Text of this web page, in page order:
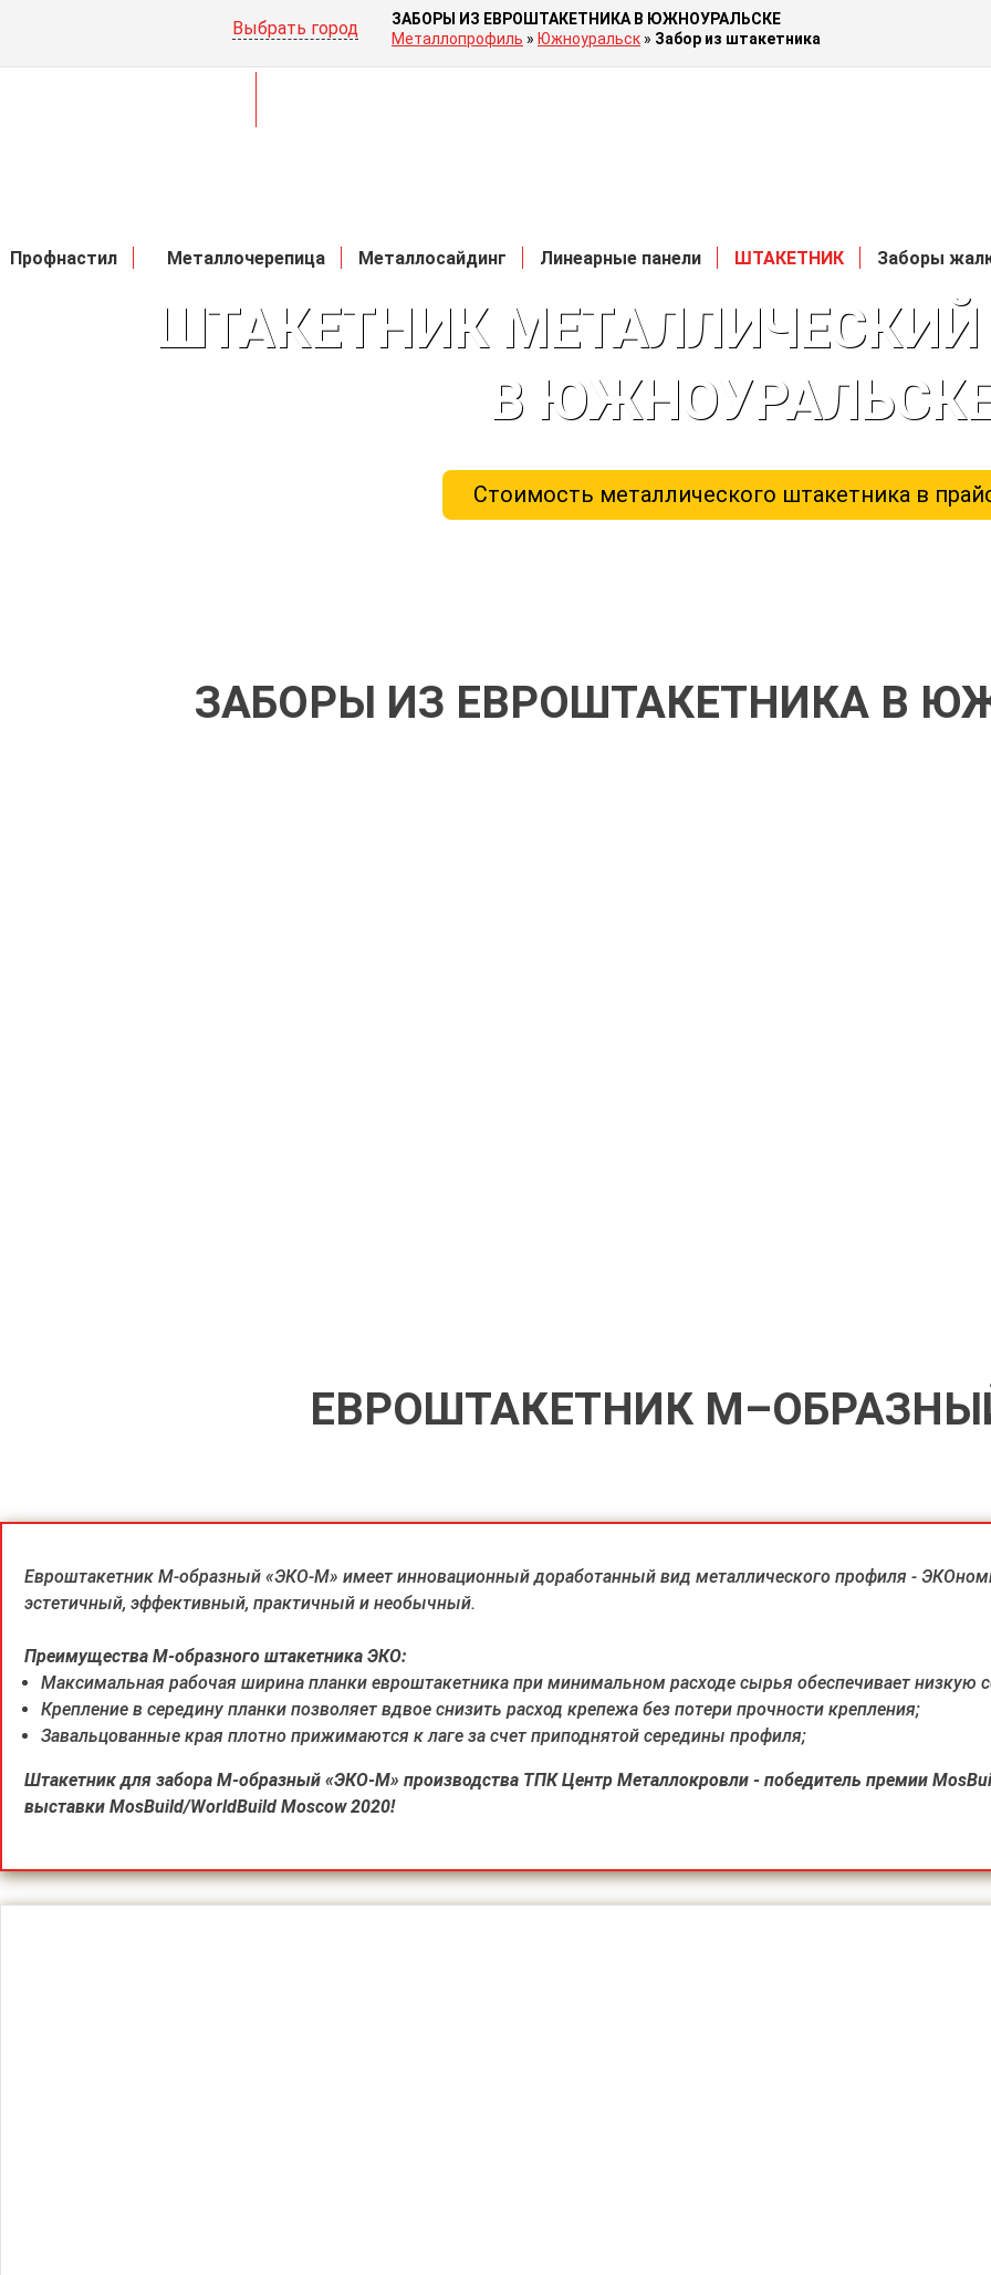
Выбрать город
ЗАБОРЫ ИЗ ЕВРОШТАКЕТНИКА В ЮЖНОУРАЛЬСКЕ
Металлопрофиль » Южноуральск » Забор из штакетника
Профнастил Металлочерепица Металлосайдинг Линеарные панели ШТАКЕТНИК Заборы
ШТАКЕТНИК
В
Стоимость металлического штакетника в
ЗАБОРЫ ИЗ ЕВРОШТАКЕТНИКА В
ЕВРОШТАКЕТНИК
Евроштакетник М-образный «ЭКО-М» имеет инновационный доработанный вид металлического профиля -
эстетичный, эффективный, практичный и необычный.
Преимущества М-образного штакетника ЭКО:
Максимальная рабочая ширина планки евроштакетника при минимальном расходе сырья обеспечивает низкую
Крепление в середину планки позволяет вдвое снизить расход крепежа без потери прочности крепления;
Завальцованные края плотно прижимаются к лаге за счет приподнятой середины профиля;
Штакетник для забора М-образный «ЭКО-М» производства ТПК Центр Металлокровли - победитель премии
выставки MosBuild/WorldBuild Moscow 2020!